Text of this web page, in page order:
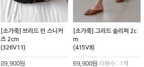
[소가죽] 브리드 런 스니커
즈 2cm
(326V11)
89,900원
[소가죽] 그리드 슬리퍼 2c
m
(415V8)
69,900원 리뷰수 : 1개